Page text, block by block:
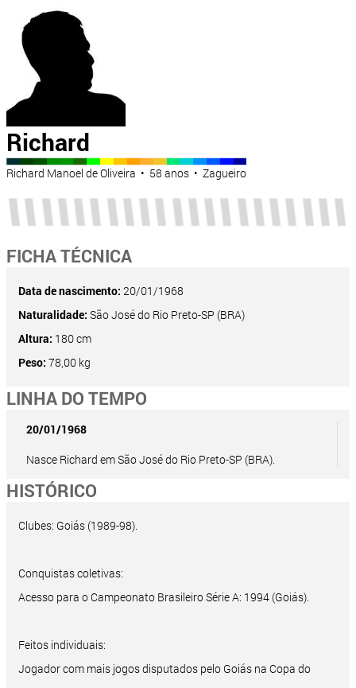
Richard
Richard Manoel de Oliveira • 58 anos • Zagueiro
FICHA TÉCNICA
Data de nascimento: 20/01/1968
Naturalidade: São José do Rio Preto-SP (BRA)
Altura: 180 cm
Peso: 78,00 kg
LINHA DO TEMPO
20/01/1968
Nasce Richard em São José do Rio Preto-SP (BRA).
HISTÓRICO
Clubes: Goiás (1989-98).
Conquistas coletivas:
Acesso para o Campeonato Brasileiro Série A: 1994 (Goiás).
Feitos individuais:
Jogador com mais jogos disputados pelo Goiás na Copa do